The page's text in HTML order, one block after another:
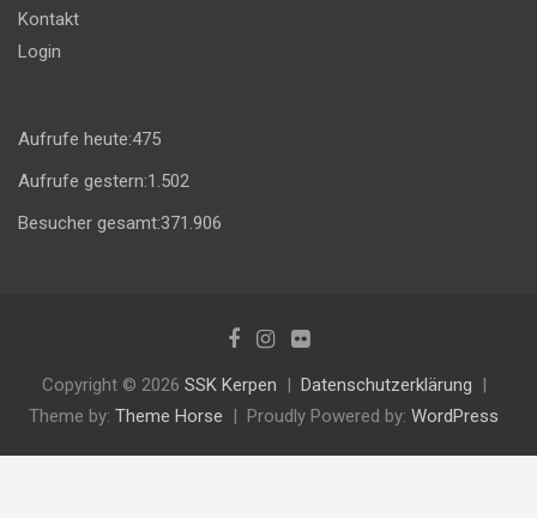
Kontakt
Login
Aufrufe heute:475
Aufrufe gestern:1.502
Besucher gesamt:371.906
Copyright © 2026 SSK Kerpen
Datenschutzerklärung
Theme by: Theme Horse Proudly Powered by: WordPress